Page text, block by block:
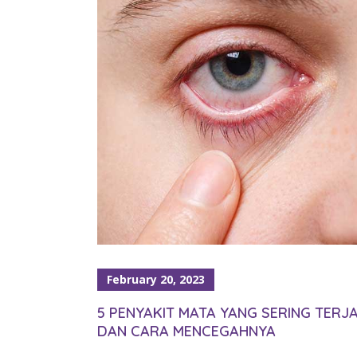
February 20, 2023
5 PENYAKIT MATA YANG SERING
DAN CARA MENCEGAHNYA